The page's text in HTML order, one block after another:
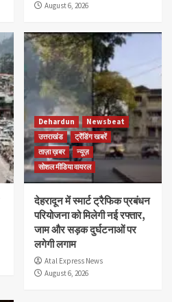
August 6, 2026
Dehardun
Newsbeat
उत्तराखंड
ट्रेंडिंग खबरें
ताज़ा ख़बर
न्यूज़
सोशल मीडिया वायरल
देहरादून में स्मार्ट ट्रैफिक प्रबंधन
परियोजना को मिलेगी नई रफ्तार,
जाम और सड़क दुर्घटनाओं पर
लगेगी लगाम
Atal Express News
August 6, 2026